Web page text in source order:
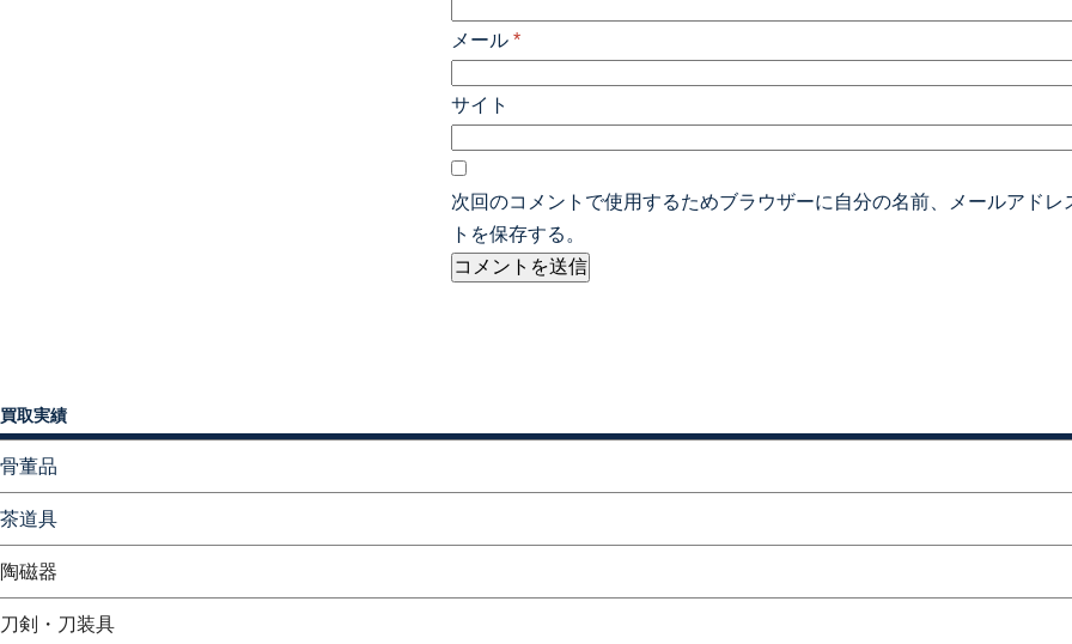
メール *
サイト
次回のコメントで使用するためブラウザーに自分の名前、メールアドレ
トを保存する。
買取実績
骨董品
茶道具
陶磁器
刀剣・刀装具